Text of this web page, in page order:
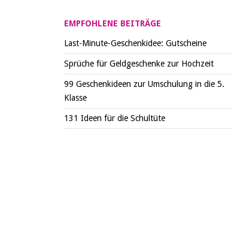
EMPFOHLENE BEITRÄGE
Last-Minute-Geschenkidee: Gutscheine
Sprüche für Geldgeschenke zur Hochzeit
99 Geschenkideen zur Umschulung in die 5.
Klasse
131 Ideen für die Schultüte